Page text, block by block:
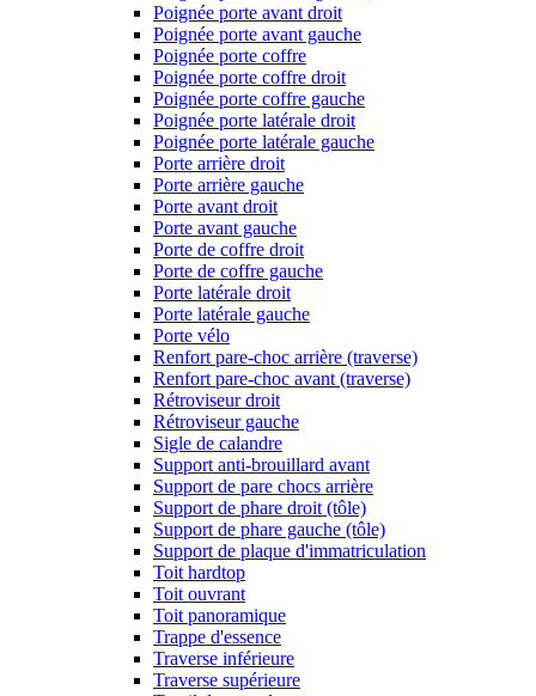
Poignée porte avant droit
Poignée porte avant gauche
Poignée porte coffre
Poignée porte coffre droit
Poignée porte coffre gauche
Poignée porte latérale droit
Poignée porte latérale gauche
Porte arrière droit
Porte arrière gauche
Porte avant droit
Porte avant gauche
Porte de coffre droit
Porte de coffre gauche
Porte latérale droit
Porte latérale gauche
Porte vélo
Renfort pare-choc arrière (traverse)
Renfort pare-choc avant (traverse)
Rétroviseur droit
Rétroviseur gauche
Sigle de calandre
Support anti-brouillard avant
Support de pare chocs arrière
Support de phare droit (tôle)
Support de phare gauche (tôle)
Support de plaque d'immatriculation
Toit hardtop
Toit ouvrant
Toit panoramique
Trappe d'essence
Traverse inférieure
Traverse supérieure